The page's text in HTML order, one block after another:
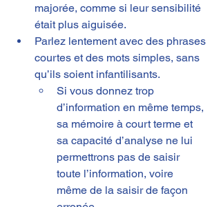
majorée, comme si leur sensibilité
était plus aiguisée.
Parlez lentement avec des phrases
courtes et des mots simples, sans
qu’ils soient infantilisants.
Si vous donnez trop
d’information en même temps,
sa mémoire à court terme et
sa capacité d’analyse ne lui
permettrons pas de saisir
toute l’information, voire
même de la saisir de façon